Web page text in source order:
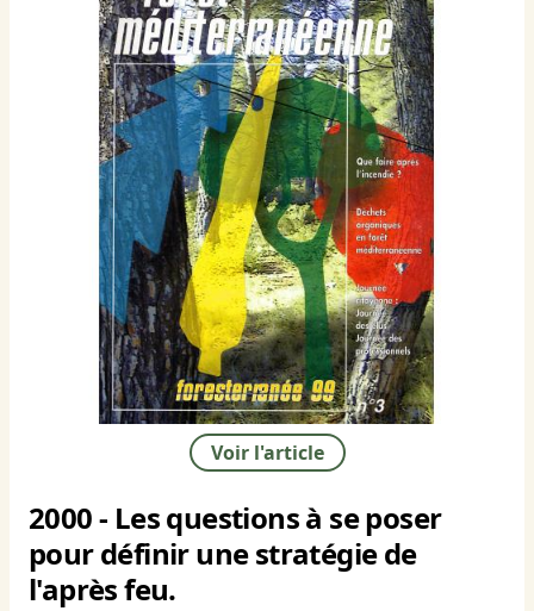
Voir l'article
2000 - Les questions à se poser
pour définir une stratégie de
l'après feu.